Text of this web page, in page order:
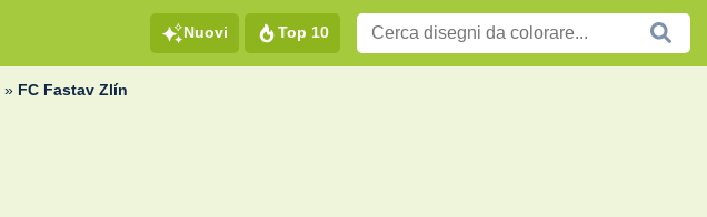
Nuovi Top 10
» FC Fastav Zlín